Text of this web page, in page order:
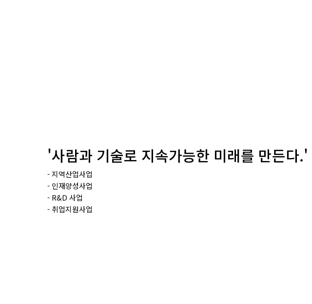
'사람과 기술로 지속가능한 미래를 만든다.'
- 지역산업사업
- 인재양성사업
- R&D 사업
- 취업지원사업